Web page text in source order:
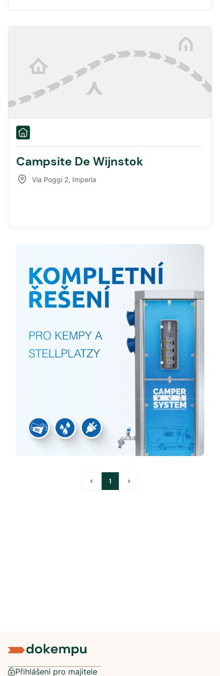
Campsite De Wijnstok
Via Poggi 2, Imperia
< 1 >
Přihlášení pro majitele